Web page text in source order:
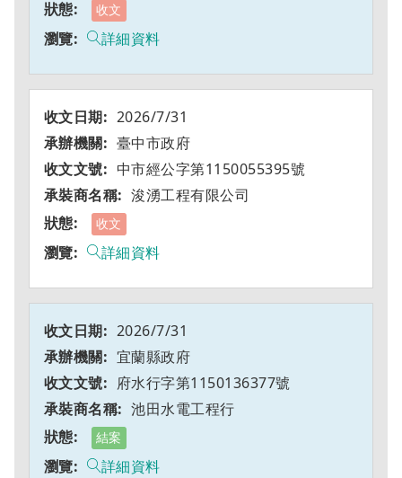
收文
詳細資料
2026/7/31
臺中市政府
中市經公字第1150055395號
浚湧工程有限公司
收文
詳細資料
2026/7/31
宜蘭縣政府
府水行字第1150136377號
池田水電工程行
結案
詳細資料